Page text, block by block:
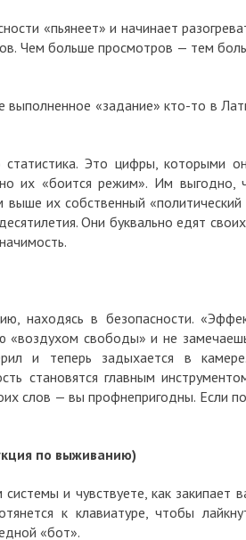
«пьянеет» и начинает
Чем больше просмотров — тем
«задание» кто-то в
Это цифры, которыми
их «боится режим». Им выгодно,
их собственный «политический
Они буквально едят
находясь в безопасности.
свободы» и не
и теперь задыхается в
становятся главным
слов — вы профнепригодны. Если
по выживанию)
и чувствуете, как закипает
к клавиатуре, чтобы
«бот».